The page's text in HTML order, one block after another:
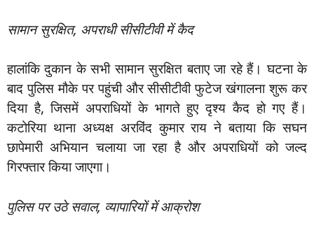
सामान सुरक्षित, अपराधी सीसीटीवी में कैद
हालांकि दुकान के सभी सामान सुरक्षित बताए जा रहे हैं। घटना के
बाद पुलिस मौके पर पहुंची और सीसीटीवी फुटेज खंगालना शुरू कर
दिया है, जिसमें अपराधियों के भागते हुए दृश्य कैद हो गए हैं।
कटोरिया थाना अध्यक्ष अरविंद कुमार राय ने बताया कि सघन
छापेमारी अभियान चलाया जा रहा है और अपराधियों को जल्द
गिरफ्तार किया जाएगा।
पुलिस पर उठे सवाल, व्यापारियों में आक्रोश